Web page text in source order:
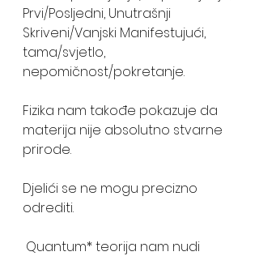
Prvi/Posljedni, Unutrašnji
Skriveni/Vanjski Manifestujući,
tama/svjetlo,
nepomičnost/pokretanje.
Fizika nam takođe pokazuje da
materija nije absolutno stvarne
prirode.
Djelići se ne mogu precizno
odrediti.